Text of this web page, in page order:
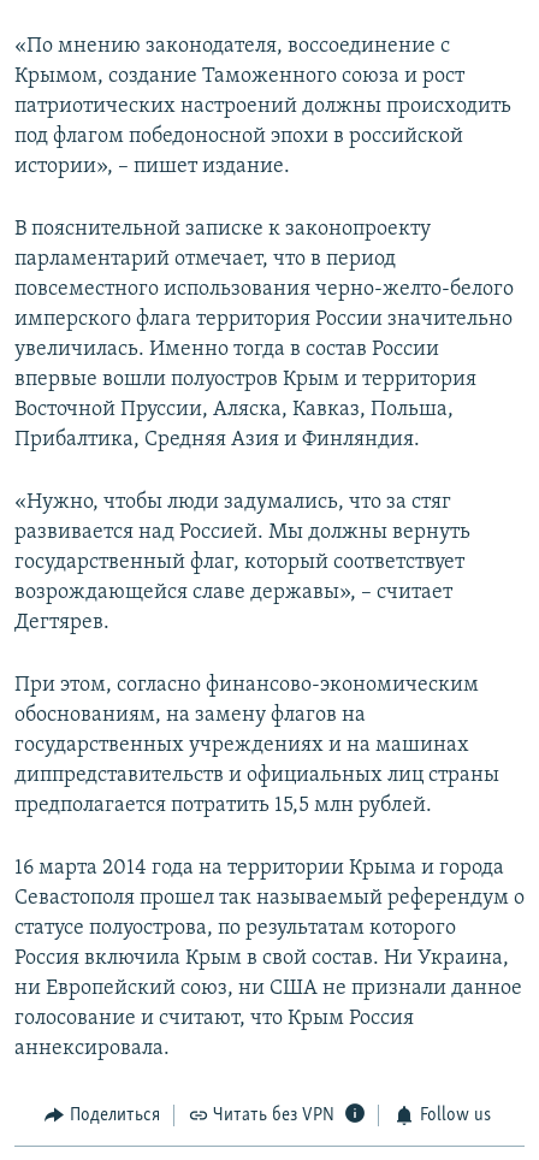
«По мнению законодателя, воссоединение с
Крымом, создание Таможенного союза и рост
патриотических настроений должны происходить
под флагом победоносной эпохи в российской
истории», – пишет издание.
В пояснительной записке к законопроекту
парламентарий отмечает, что в период
повсеместного использования черно-желто-белого
имперского флага территория России значительно
увеличилась. Именно тогда в состав России
впервые вошли полуостров Крым и территория
Восточной Пруссии, Аляска, Кавказ, Польша,
Прибалтика, Средняя Азия и Финляндия.
«Нужно, чтобы люди задумались, что за стяг
развивается над Россией. Мы должны вернуть
государственный флаг, который соответствует
возрождающейся славе державы», – считает
Дегтярев.
При этом, согласно финансово-экономическим
обоснованиям, на замену флагов на
государственных учреждениях и на машинах
диппредставительств и официальных лиц страны
предполагается потратить 15,5 млн рублей.
16 марта 2014 года на территории Крыма и города
Севастополя прошел так называемый референдум о
статусе полуострова, по результатам которого
Россия включила Крым в свой состав. Ни Украина,
ни Европейский союз, ни США не признали данное
голосование и считают, что Крым Россия
аннексировала.
Поделиться Читать без VPN Follow us